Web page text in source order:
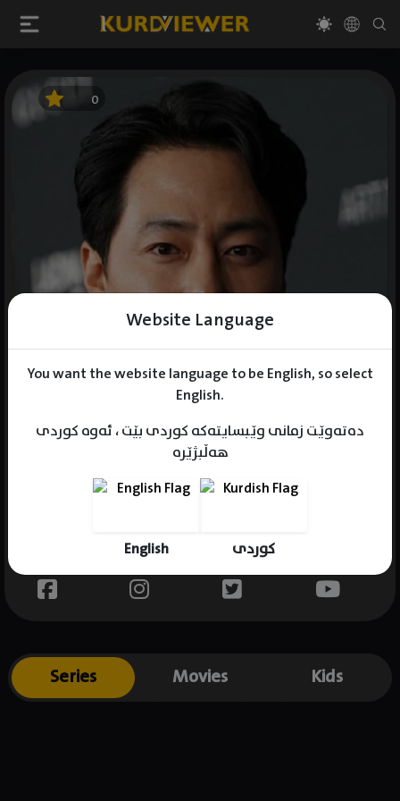
Website Language
You want the website language to be English, so select
English.
دەتەوێت زمانی وێبسایتەکە کوردی بێت ، ئەوە کوردی
هەڵبژێرە
English کوردی
0
Gender : male
Place of birth : South Korea
Series Movies Kids